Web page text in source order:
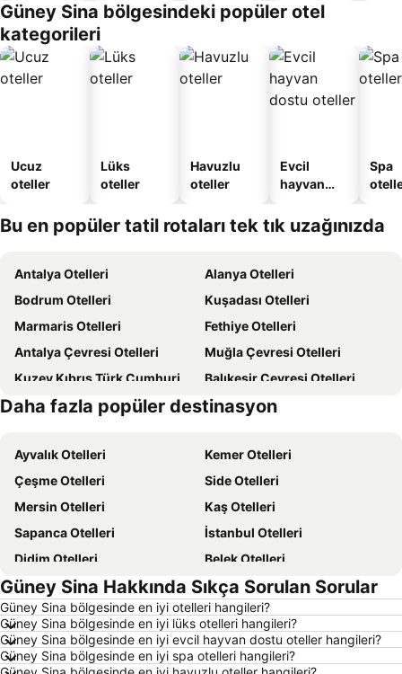
oteller
Apart
Güney Sina bölgesindeki popüler otel
kategorileri
Ucuz
oteller
Lüks
oteller
Havuzlu
oteller
Evcil
hayvan
oteller
Spa
Bu en popüler tatil rotaları tek tık uzağınızda
Antalya Otelleri
Alanya Otelleri
Bodrum Otelleri
Kuşadası Otelleri
Marmaris Otelleri
Fethiye Otelleri
Antalya Çevresi Otelleri
Muğla Çevresi Otelleri
Kuzey Kıbrıs Türk Cumhuriyeti Otelleri
Balıkesir Çevresi Otelleri
Türkiye Otelleri
Kapadokya Otelleri
Daha fazla popüler destinasyon
Ayvalık Otelleri
Kemer Otelleri
Çeşme Otelleri
Side Otelleri
Mersin Otelleri
Kaş Otelleri
Sapanca Otelleri
İstanbul Otelleri
Didim Otelleri
Belek Otelleri
Alaçatı Otelleri
Datça Otelleri
İzmir Otelleri
Ankara Otelleri
Bozcaada Otelleri
Çanakkale Otelleri
Erdek Otelleri
Manavgat Otelleri
Güney Sina Hakkında Sıkça Sorulan Sorular
Güney Sina bölgesinde en iyi otelleri hangileri?
Güney Sina bölgesinde en iyi lüks otelleri hangileri?
Güney Sina bölgesinde en iyi evcil hayvan dostu oteller hangileri?
Güney Sina bölgesinde en iyi spa otelleri hangileri?